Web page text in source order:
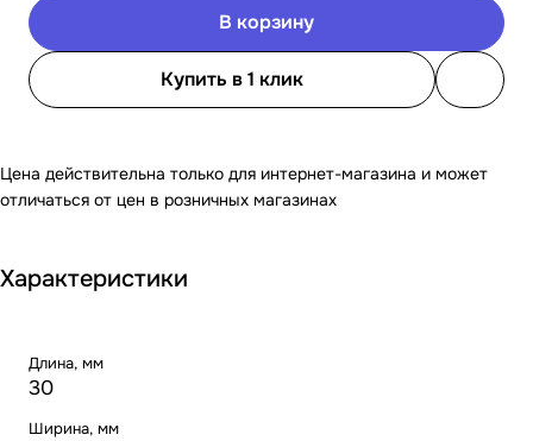
В корзину
Купить в 1 клик
Цена действительна только для интернет-магазина и может
отличаться от цен в розничных магазинах
Характеристики
Длина, мм
30
Ширина, мм